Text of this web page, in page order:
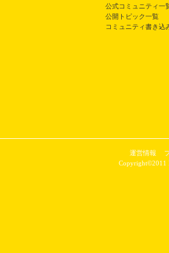
公式コミュニティ一
公開トピック一覧
コミュニティ書き込
運営情報
Copyright©2011